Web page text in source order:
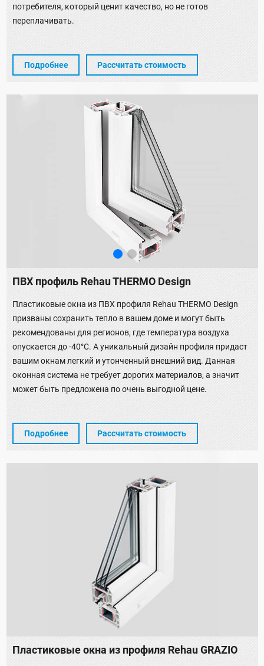
потребителя, который ценит качество, но не готов
переплачивать.
Подробнее Рассчитать стоимость
ПВХ профиль Rehau THERMO Design
Пластиковые окна из ПВХ профиля Rehau THERMO Design
призваны сохранить тепло в вашем доме и могут быть
рекомендованы для регионов, где температура воздуха
опускается до -40°C. А уникальный дизайн профиля придаст
вашим окнам легкий и утонченный внешний вид. Данная
оконная система не требует дорогих материалов, а значит
может быть предложена по очень выгодной цене.
Подробнее Рассчитать стоимость
Пластиковые окна из профиля Rehau GRAZIO